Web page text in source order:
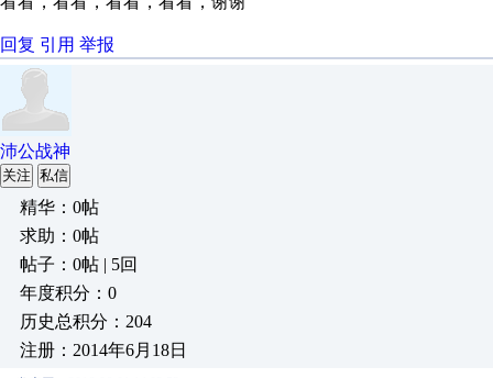
回复 引用 举报
沛公战神
关注 私信
精华：0帖
求助：0帖
帖子：0帖 | 5回
年度积分：0
历史总积分：204
注册：2014年6月18日